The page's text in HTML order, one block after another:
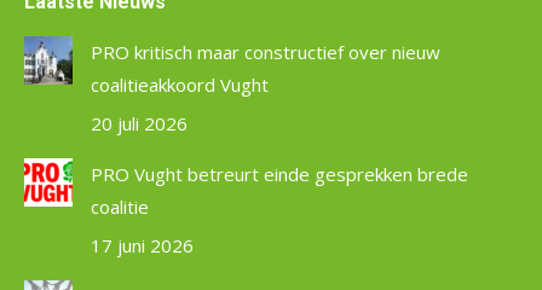
PRO kritisch maar constructief over nieuw
coalitieakkoord Vught
20 juli 2026
PRO Vught betreurt einde gesprekken brede
coalitie
17 juni 2026